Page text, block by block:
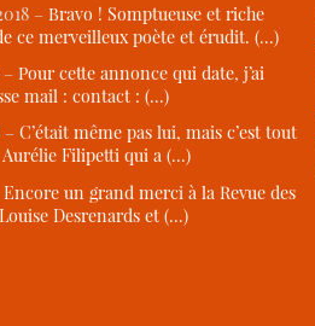
– Bravo ! Somptueuse et riche
ce merveilleux poète et érudit. (…)
– Pour cette annonce qui date, j’ai
mail : contact : (…)
– C’était même pas lui, mais c’est tout
Aurélie Filipetti qui a (…)
Encore un grand merci à la Revue des
Desrenards et (…)